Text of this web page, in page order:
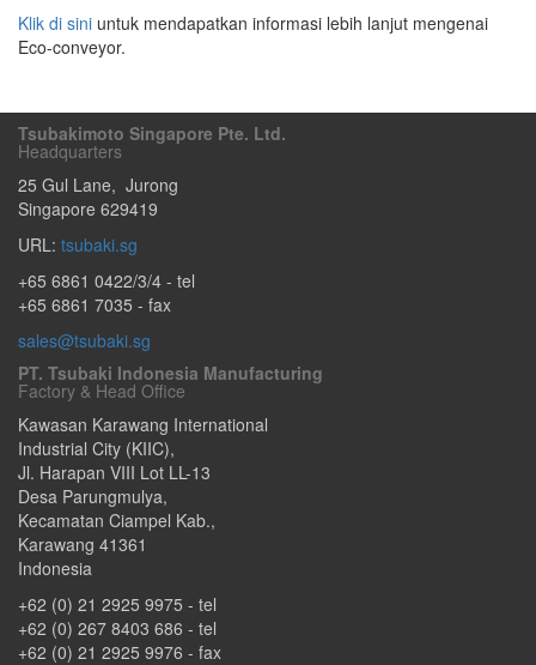
Klik di sini untuk mendapatkan informasi lebih lanjut mengenai
Eco-conveyor.
Tsubakimoto Singapore Pte. Ltd.
Headquarters
25 Gul Lane, Jurong
Singapore 629419
URL: tsubaki.sg
+65 6861 0422/3/4 - tel
+65 6861 7035 - fax
sales@tsubaki.sg
PT. Tsubaki Indonesia Manufacturing
Factory & Head Office
Kawasan Karawang International
Industrial City (KIIC),
Jl. Harapan VIII Lot LL-13
Desa Parungmulya,
Kecamatan Ciampel Kab.,
Karawang 41361
Indonesia
+62 (0) 21 2925 9975 - tel
+62 (0) 267 8403 686 - tel
+62 (0) 21 2925 9976 - fax